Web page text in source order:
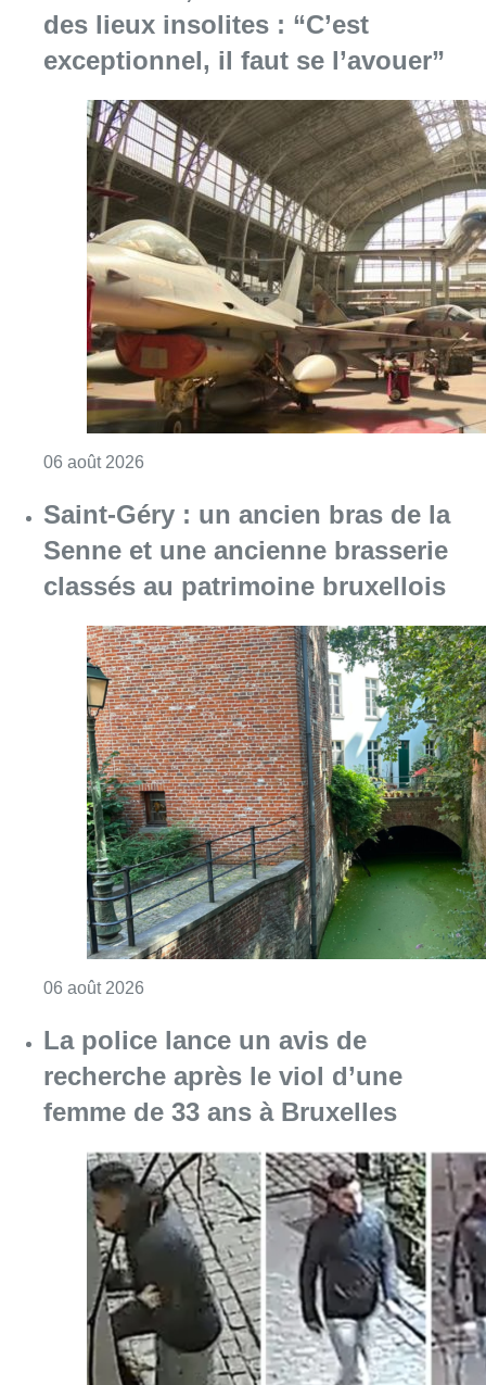
des lieux insolites : “C’est
exceptionnel, il faut se l’avouer”
06 août 2026
Saint-Géry : un ancien bras de la
Senne et une ancienne brasserie
classés au patrimoine bruxellois
06 août 2026
La police lance un avis de
recherche après le viol d’une
femme de 33 ans à Bruxelles